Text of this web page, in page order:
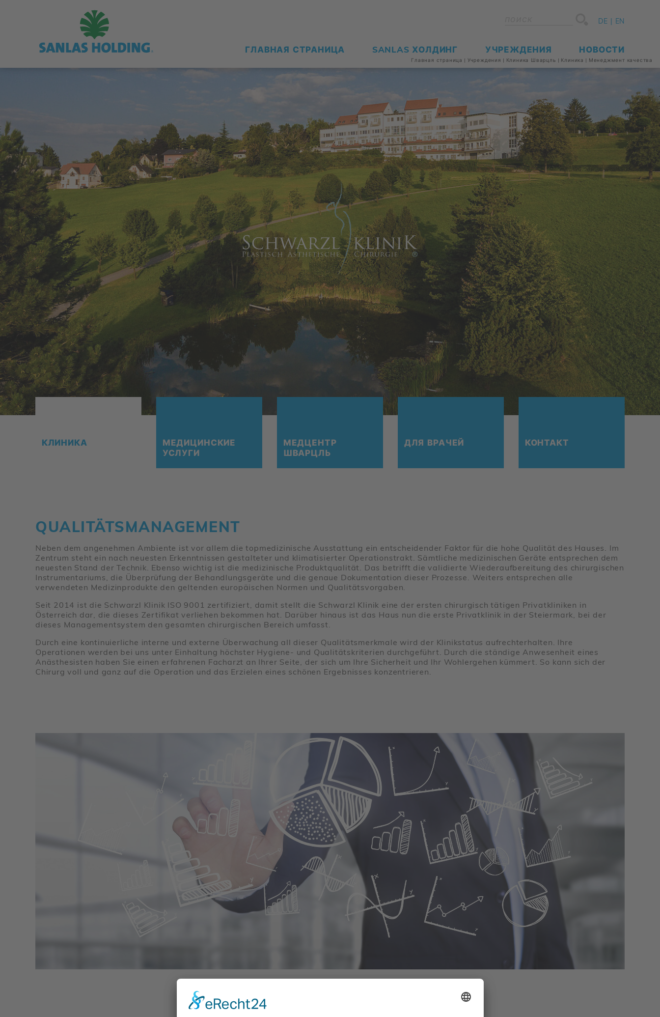
DE EN
ГЛАВ­НАЯ СТРА­НИ­ЦА SANLAS ХОЛ­ДИНГ УЧРЕ­ЖДЕ­НИЯ НО­ВО­СТИ
Глав­ная стра­ни­ца | Учре­жде­ния | Кли­ни­ка Шварцль | Кли­ни­ка | Ме­недж­мент ка­че­ства
КЛИ­НИ­КА
МЕ­ДИ­ЦИН­СКИЕ
УСЛУ­ГИ
МЕД­ЦЕНТР
ШВАРЦЛЬ
ДЛЯ ВРА­ЧЕЙ КОН­ТАКТ
QUALITÄTSMANAGEMENT
Neben dem angenehmen Ambiente ist vor allem die topmedizinische Ausstattung ein entscheidender Faktor für die hohe Qualität des Hauses. Im
Zentrum steht ein nach neuesten Erkenntnissen gestalteter und klimatisierter Operationstrakt. Sämtliche medizinischen Geräte entsprechen dem
neuesten Stand der Technik. Ebenso wichtig ist die medizinische Produktqualität. Das betrifft die validierte Wiederaufbereitung des chirurgischen
Instrumentariums, die Überprüfung der Behandlungsgeräte und die genaue Dokumentation dieser Prozesse. Weiters entsprechen alle
verwendeten Medizinprodukte den geltenden europäischen Normen und Qualitätsvorgaben.
Seit 2014 ist die Schwarzl Klinik ISO 9001 zertifiziert, damit stellt die Schwarzl Klinik eine der ersten chirurgisch tätigen Privatkliniken in
Österreich dar, die dieses Zertifikat verliehen bekommen hat. Darüber hinaus ist das Haus nun die erste Privatklinik in der Steiermark, bei der
dieses Managementsystem den gesamten chirurgischen Bereich umfasst.
Durch eine kontinuierliche interne und externe Überwachung all dieser Qualitätsmerkmale wird der Klinikstatus aufrechterhalten. Ihre
Operationen werden bei uns unter Einhaltung höchster Hygiene- und Qualitätskriterien durchgeführt. Durch die ständige Anwesenheit eines
Anästhesisten haben Sie einen erfahrenen Facharzt an Ihrer Seite, der sich um Ihre Sicherheit und Ihr Wohlergehen kümmert. So kann sich der
Chirurg voll und ganz auf die Operation und das Erzielen eines schönen Ergebnisses konzentrieren.